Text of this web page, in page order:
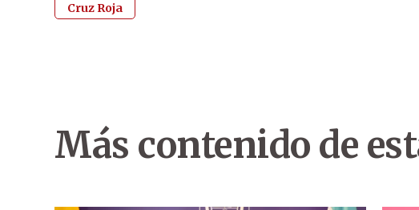
Cruz Roja
Más contenido de